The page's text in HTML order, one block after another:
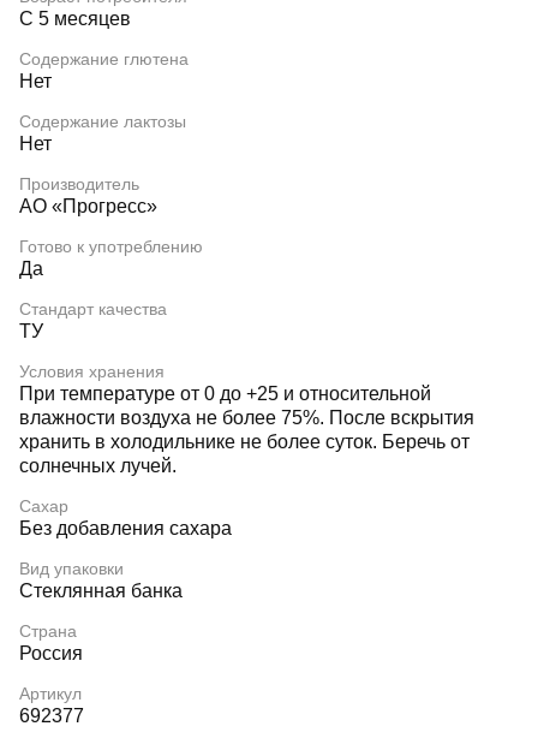
С 5 месяцев
Содержание глютена
Нет
Содержание лактозы
Нет
Производитель
АО «Прогресс»
Готово к употреблению
Да
Стандарт качества
ТУ
Условия хранения
При температуре от 0 до +25 и относительной
влажности воздуха не более 75%. После вскрытия
хранить в холодильнике не более суток. Беречь от
солнечных лучей.
Сахар
Без добавления сахара
Вид упаковки
Стеклянная банка
Страна
Россия
Артикул
692377